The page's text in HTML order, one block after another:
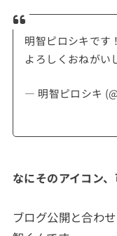
明智ピロシキです！
よろしくおねがい
— 明智ピロシキ
なにそのアイコン
ブログ公開と合わ